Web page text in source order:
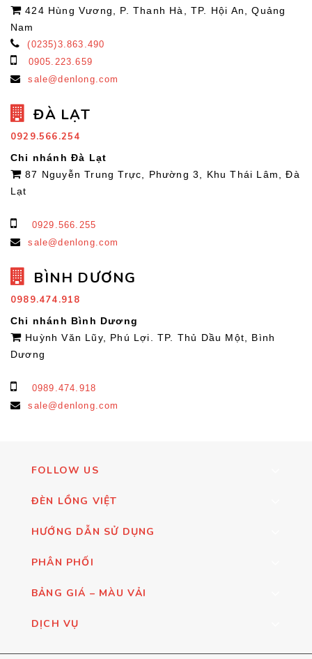
424 Hùng Vương, P. Thanh Hà, TP. Hội An, Quảng
Nam
(0235)3.863.490
0905.223.659
sale@denlong.com
ĐÀ LẠT
0929.566.254
Chi nhánh Đà Lạt
87 Nguyễn Trung Trực, Phường 3, Khu Thái Lâm, Đà
Lạt
0929.566.255
sale@denlong.com
BÌNH DƯƠNG
0989.474.918
Chi nhánh Bình Dương
Huỳnh Văn Lũy, Phú Lợi. TP. Thủ Dầu Một, Bình
Dương
0989.474.918
sale@denlong.com
FOLLOW US
ĐÈN LỒNG VIỆT
HƯỚNG DẪN SỬ DỤNG
PHÂN PHỐI
BẢNG GIÁ – MÀU VẢI
DỊCH VỤ